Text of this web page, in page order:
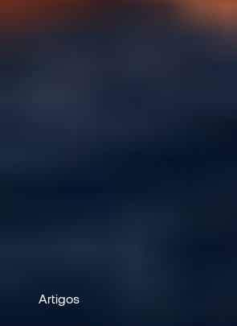
Artigos